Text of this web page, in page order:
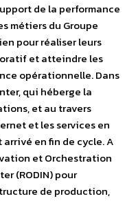
de la performance
métiers du Groupe
pour réaliser leurs
et atteindre les
opérationnelle. Dans
qui héberge la
et au travers
et les services en
en fin de cycle. A
et Orchestration
(RODIN) pour
de production,